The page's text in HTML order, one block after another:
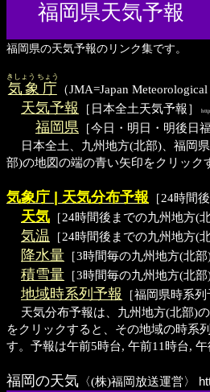
福岡県天気予報
福岡県の天気予報のリンク集です。
気象庁
きしょう ちょう
（JMA=Japan
天気予報 ［日本全土天気予報］
福岡県 ［今日・明日・明後日
日本全土、九州地方(北部)、福岡
部)の地図の端の青い矢印をクリック
気象庁 | 天気分布予報 ［24時間
天気 ［24時間後までの九州地方(
気温 ［24時間後までの九州地方(
降水量 ［3時間毎の九州地方(北
積雪量 ［3時間毎の九州地方(北
地域時系列予報 ［福岡県時系列
天気分布予報は、九州地方(北部)
をクリックすると、その地域の時系
す。予報は午前5時台, 午前11時台,
福岡の天気 〈(株)福岡放送運営〉